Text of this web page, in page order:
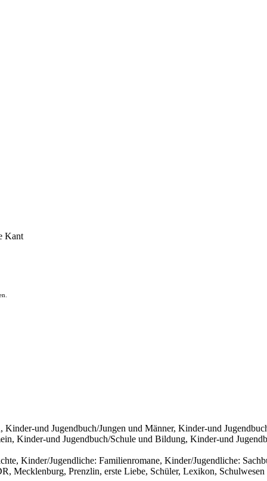
und Jugendbuch/Jungen und Männer, Kinder-und
Kinder-und Jugendbuch/Schule und Bildung, Kinder-und
Kinder/Jugendliche: Familienromane, Kinder/Jugendliche:
Mecklenburg, Prenzlin, erste Liebe, Schüler, Lexikon, Schulwesen